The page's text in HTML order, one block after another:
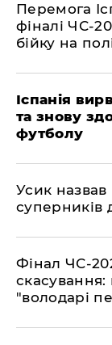
Перемога
фіналі ЧС-
бійку на
Іспанія
та знову
футболу
​Усик
суперників
​Фінал ЧС-
скасування:
"володарі